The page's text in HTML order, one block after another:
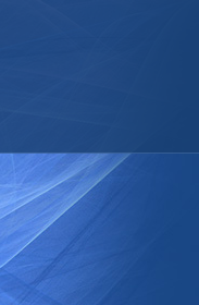
www.youtube.com/user/